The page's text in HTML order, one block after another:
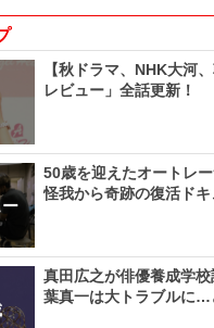
【秋ドラマ、NHK大河
レビュー」全話更新！
50歳を迎えたオートレ
怪我から奇跡の復活ド
真田広之が俳優養成学
葉真一は大トラブルに…